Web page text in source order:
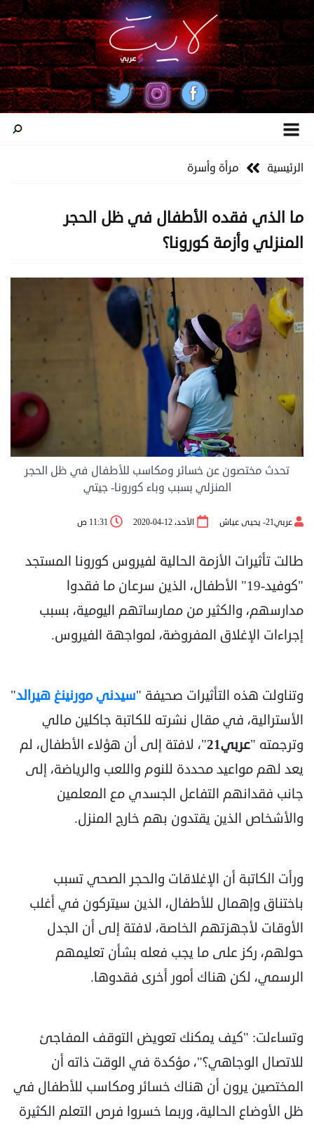
الرئيسية مرأة وأسرة
ما الذي فقده الأطفال في ظل الحجر
المنزلي وأزمة كورونا؟
تحدث مختصون عن خسائر ومكاسب للأطفال في ظل الحجر
المنزلي بسبب وباء كورونا- جيتي
عربي21- يحيى عياش الأحد، 12-04-2020 11:31 ص
طالت تأثيرات الأزمة الحالية لفيروس كورونا المستجد
"كوفيد-19" الأطفال، الذين سرعان ما فقدوا
مدارسهم، والكثير من ممارساتهم اليومية، بسبب
إجراءات الإغلاق المفروضة، لمواجهة الفيروس.
وتناولت هذه التأثيرات صحيفة "سيدني مورنينغ هيرالد"
الأسترالية، في مقال نشرته للكاتبة جاكلين مالي
وترجمته "عربي21
"، لافتة إلى أن هؤلاء الأطفال، لم
يعد لهم مواعيد محددة للنوم واللعب والرياضة، إلى
جانب فقدانهم التفاعل الجسدي مع المعلمين
والأشخاص الذين يقتدون بهم خارج المنزل.
ورأت الكاتبة أن الإغلاقات والحجر الصحي تسبب
باختناق وإهمال للأطفال، الذين سيتركون في أغلب
الأوقات لأجهزتهم الخاصة، لافتة إلى أن الجدل
حولهم، ركز على ما يجب فعله بشأن تعليمهم
الرسمي، لكن هناك أمور أخرى فقدوها.
وتساءلت: "كيف يمكنك تعويض التوقف المفاجئ
للاتصال الوجاهي؟"، مؤكدة في الوقت ذاته أن
المختصين يرون أن هناك خسائر ومكاسب للأطفال في
ظل الأوضاع الحالية، وربما خسروا فرص التعلم الكثيرة